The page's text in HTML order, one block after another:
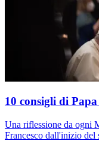
10 consigli di
Una riflessione da ogni
Francesco dall'inizio del